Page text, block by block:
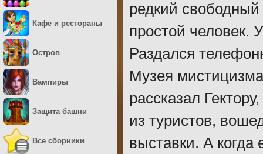
редкий
простой человек.
Раздался
Музея
рассказал
из туристов,
выставки. А когда
Кафе и рестораны
Остров
Вампиры
Защита башни
Все сборники